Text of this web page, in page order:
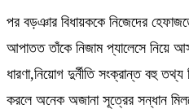
পর বড়ঞার বিধায়ককে নিজেদের হেফাজতে
আপাতত তাঁকে নিজাম প্যালেসে নিয়ে
ধারণা,নিয়োগ দুর্নীতি সংক্রান্ত বহু
করলে অনেক অজানা সূত্রের সন্ধান